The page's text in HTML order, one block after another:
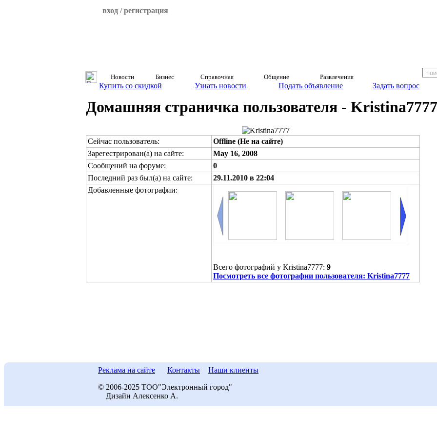
вход / регистрация
Новости Бизнес Справочная Общение Развлечения
Купить со скидкой Узнать новости Подать объявление Задать вопрос
Домашняя страничка пользователя - Kristina7777
Сейчас пользователь:
Offline (Не на сайте)
Зарегестрирован(а) на сайте:
May 16, 2008
Сообщений на форуме:
0
Последний раз был(а) на сайте:
29.11.2010 в 22:04
Добавленные фотографии:
Всего фотографий у Kristina7777: 9
Посмотреть все фотографии пользователя: Kristina7777
Реклама на сайте Контакты Наши клиенты
© 2006-2025 ТОО"Электронный город"
Дизайн Алексенко А.